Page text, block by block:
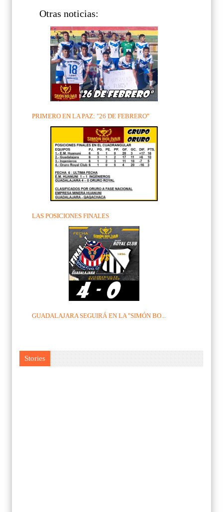
Otras noticias:
PRIMERO EN LA PAZ: "26 DE FEBRERO"
LAS POSICIONES FINALES
GUADALAJARA SEGUIRÁ EN LA "SIMÓN BO...
Stories